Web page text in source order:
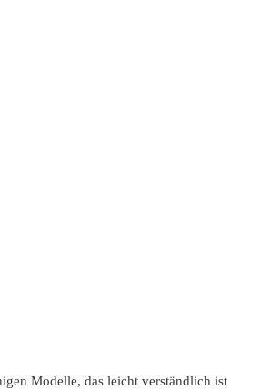
Modelle, das leicht verständlich ist